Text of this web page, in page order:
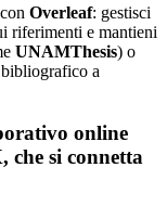
Overleaf: gestisci
riferimenti e mantieni
UNAMThesis) o
a
online
che si connetta